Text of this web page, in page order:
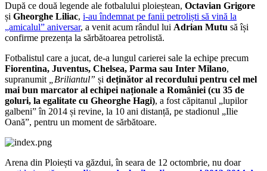
După ce două legende ale fotbalului ploieștean, Octavian Grigore
și Gheorghe Liliac, i-au îndemnat pe fanii petroliști să vină la
„amicalul” aniversar, a venit acum rândul lui Adrian Mutu să își
confirme prezența la sărbătoarea petrolistă.
Fotbalistul care a jucat, de-a lungul carierei sale la echipe precum
Fiorentina, Juventus, Chelsea, Parma sau Inter Milano,
supranumit
„Briliantul” și deținător al recordului pentru cel mel
mai bun marcator al echipei naționale a României (cu 35 de
goluri, la egalitate cu Gheorghe Hagi), a fost căpitanul „lupilor
galbeni” în 2014 și revine, la 10 ani distanță, pe stadionul „Ilie
Oană”, pentru un moment de sărbătoare.
Arena din Ploiești va găzdui, în seara de 12 octombrie, nu doar